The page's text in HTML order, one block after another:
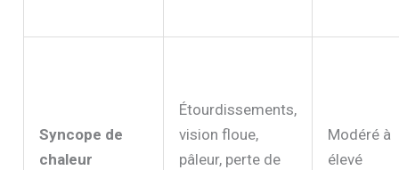
Syncope de
chaleur
Étourdissements,
vision floue,
pâleur, perte de
Modéré à
élevé